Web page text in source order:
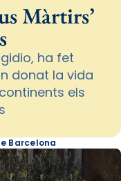
Màrtirs’
ha fet
donat la vida
els
Barcelona